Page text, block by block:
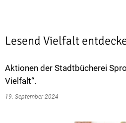
Lesend Vielfalt
Aktionen der Stadtbücherei
Vielfalt“.
19. September 2024